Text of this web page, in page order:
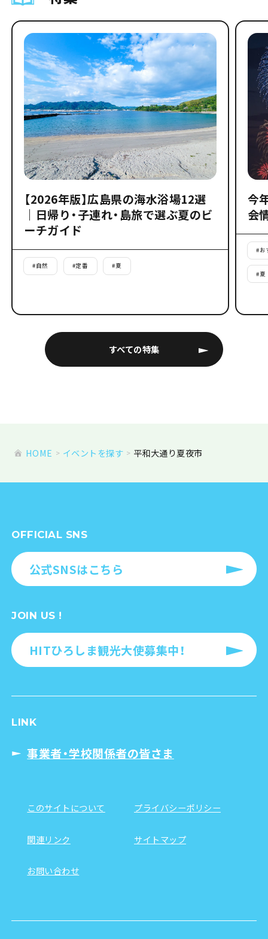
すべての特集
【2026年版】広島県の海水浴場12選
｜日帰り・子連れ・島旅で選ぶ夏のビ
ーチガイド
#自然 #定番 #夏
今
会
#お
#夏
HOME イベントを探す 平和大通り夏夜市
OFFICIAL SNS
公式SNSはこちら
JOIN US !
HITひろしま観光大使募集中！
LINK
事業者・学校関係者の皆さま
このサイトについて プライバシーポリシー
関連リンク サイトマップ
お問い合わせ